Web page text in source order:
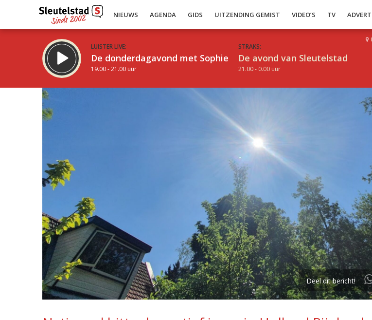
NIEUWS AGENDA GIDS UITZENDING GEMIST VIDEO’S TV
LUISTER LIVE:
De donderdagavond met Sophie
19.00 - 21.00 uur
STRAKS:
De avond van Sleutelstad
21.00 - 0.00 uur
Deel dit bericht!